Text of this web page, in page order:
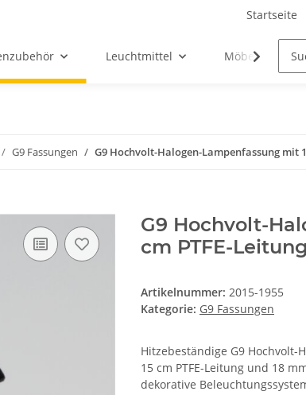
Startseite
Leuchtmittel Möbel-
G9 Fassungen G9 Hochvolt-Halogen-Lampenfassung mit
G9 Hochvolt-
cm PTFE-
Artikelnummer: 2015-1955
Kategorie: G9 Fassungen
Hitzebeständige G9 Hochvolt-
15 cm PTFE-Leitung und 18
dekorative